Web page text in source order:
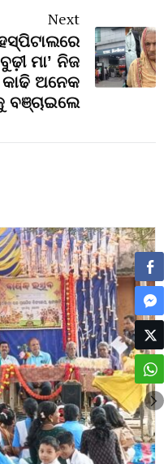
Next
ମା’ ନିଜ
ଅନେକ
ବଞ୍ଚାଇଲେ